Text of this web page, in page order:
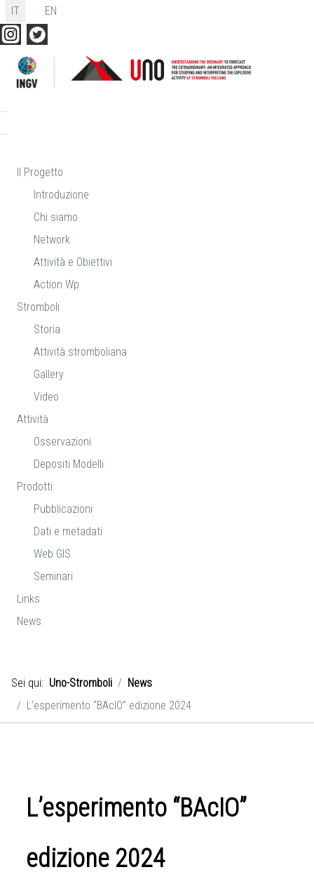
Seleziona la tua lingua
IT EN
Il Progetto
Introduzione
Chi siamo
Network
Attività e Obiettivi
Action Wp
Stromboli
Storia
Attività stromboliana
Gallery
Video
Attività
Osservazioni
Depositi Modelli
Prodotti
Pubblicazioni
Dati e metadati
Web GIS
Seminari
Links
News
Sei qui: Uno-Stromboli
News
L’esperimento “BAcIO” edizione 2024
L’esperimento “BAcIO”
edizione 2024